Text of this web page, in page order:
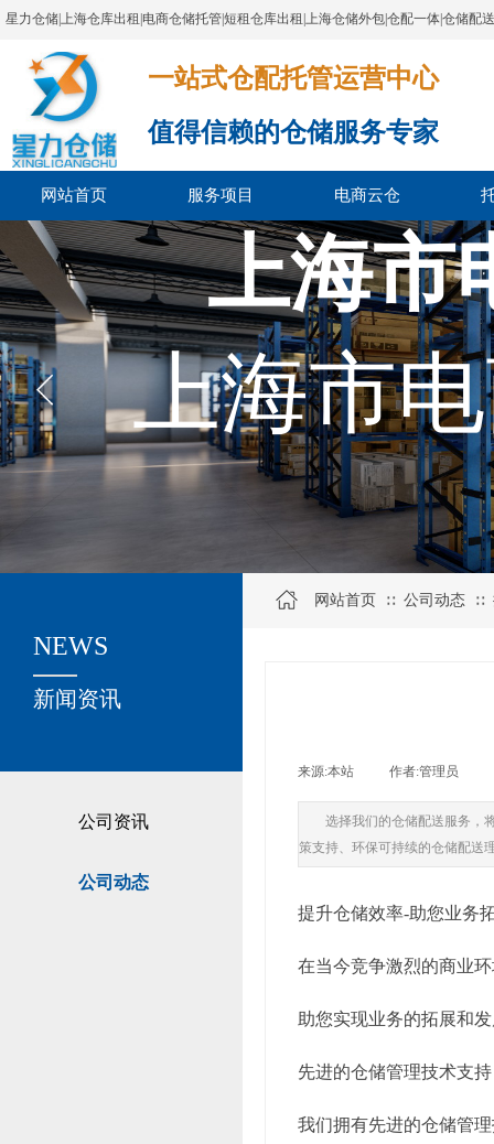
星力仓储|上海仓库出租|电商仓储托管|短租仓库出租|上海仓储外包|仓配一体|仓储配
一站式仓配托管运营中心​​​​​​​​​​​​​​​​​
值得信赖的仓储服务专家
网站首页 服务项目 电商云仓
上海市
上海市
公司资讯
公司动态
关于我们
新闻资讯
NEWS
网站首页 ∷ 公司动态 ∷
来源:本站 作者:管理员
选择我们的仓储配送服务，
策支持、环保可持续的仓储配送
提升仓储效率-助您业务
在当今竞争激烈的商业
助您实现业务的拓展和
先进的仓储管理技术支持
我们拥有先进的仓储管